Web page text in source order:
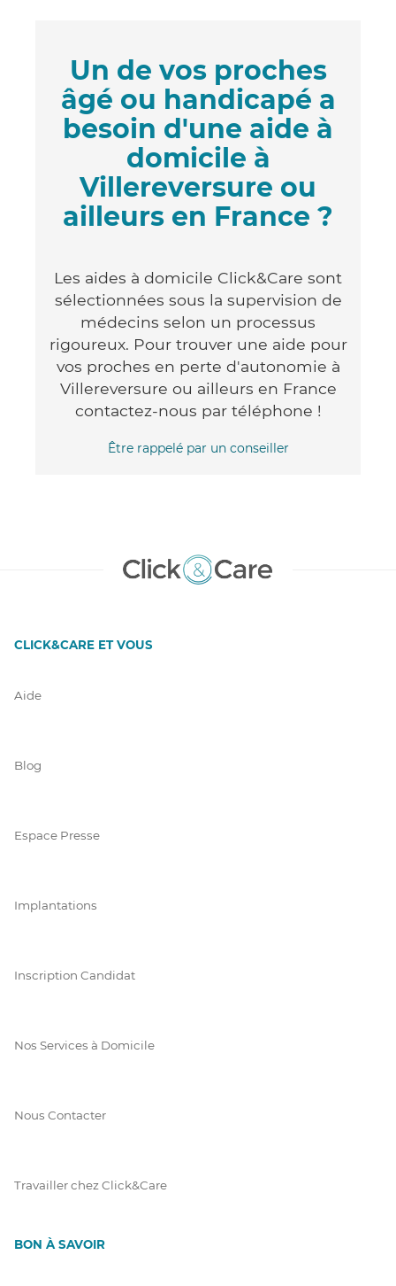
Un de vos proches
âgé ou handicapé a
besoin d'une aide à
domicile à
Villereversure ou
ailleurs en France ?
Les aides à domicile Click&Care sont
sélectionnées sous la supervision de
médecins selon un processus
rigoureux. Pour trouver une aide pour
vos proches en perte d'autonomie à
Villereversure ou ailleurs en France
contactez-nous par téléphone !
Être rappelé par un conseiller
CLICK&CARE ET VOUS
Aide
Blog
Espace Presse
Implantations
Inscription Candidat
Nos Services à Domicile
Nous Contacter
Travailler chez Click&Care
BON À SAVOIR